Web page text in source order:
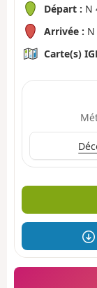
Départ : N
Arrivée :
Carte(s)